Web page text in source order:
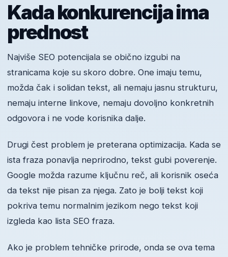
Kada konkurencija ima
prednost
Najviše SEO potencijala se obično izgubi na
stranicama koje su skoro dobre. One imaju temu,
možda čak i solidan tekst, ali nemaju jasnu strukturu,
nemaju interne linkove, nemaju dovoljno konkretnih
odgovora i ne vode korisnika dalje.
Drugi čest problem je preterana optimizacija. Kada se
ista fraza ponavlja neprirodno, tekst gubi poverenje.
Google možda razume ključnu reč, ali korisnik oseća
da tekst nije pisan za njega. Zato je bolji tekst koji
pokriva temu normalnim jezikom nego tekst koji
izgleda kao lista SEO fraza.
Ako je problem tehničke prirode, onda se ova tema